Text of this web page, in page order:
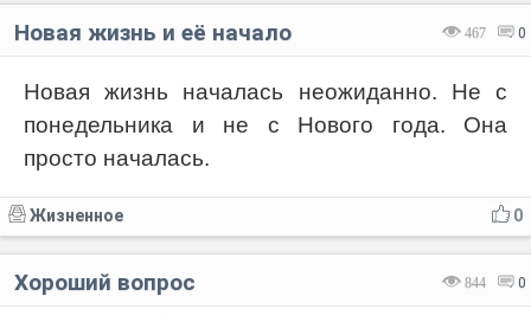
467 0
Новая жизнь и её начало
Новая жизнь началась неожиданно. Не с
понедельника и не с Нового года. Она
просто началась.
0
Жизненное
844 0
Хороший вопрос